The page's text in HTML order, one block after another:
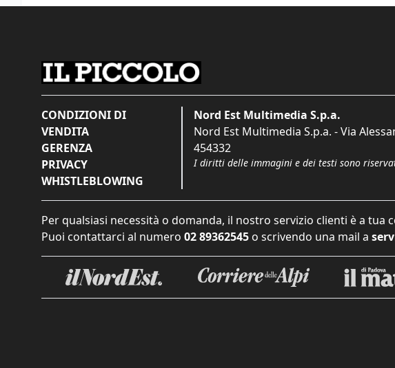
CONDIZIONI DI
VENDITA
GERENZA
PRIVACY
WHISTLEBLOWING
Nord Est Multimedia S.p.a.
Nord Est Multimedia S.p.a. - Via
454332
I diritti delle immagini e dei testi sono
Per qualsiasi necessità o domanda, il nostro servizio clienti è a tua
Puoi contattarci al numero 02 89362545 o scrivendo una mail a